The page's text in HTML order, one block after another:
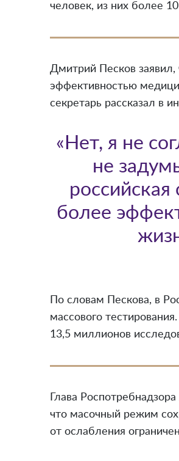
человек, из них более
Дмитрий Песков заявил,
эффективностью
секретарь рассказал в
«Нет, я не
не
российская
более
По словам Пескова, в
массового
13,5 миллионов
Глава
что масочный режим
от ослабления